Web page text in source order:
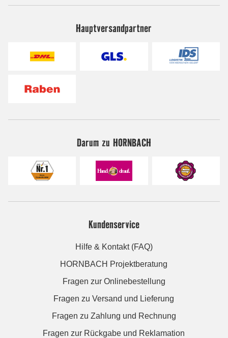
Hauptversandpartner
Darum zu HORNBACH
Kundenservice
Hilfe & Kontakt (FAQ)
HORNBACH Projektberatung
Fragen zur Onlinebestellung
Fragen zu Versand und Lieferung
Fragen zu Zahlung und Rechnung
Fragen zur Rückgabe und Reklamation